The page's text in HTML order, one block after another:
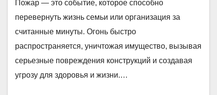
Пожар — это событие, которое способно
перевернуть жизнь семьи или организация за
считанные минуты. Огонь быстро
распространяется, уничтожая имущество, вызывая
серьезные повреждения конструкций и создавая
угрозу для здоровья и жизни.…